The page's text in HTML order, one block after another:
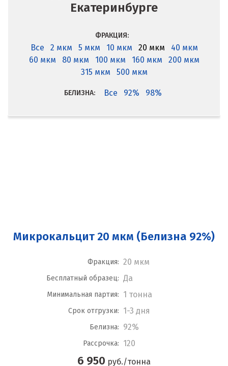
Екатеринбурге
ФРАКЦИЯ:
Все 2 мкм 5 мкм 10 мкм 20 мкм
40 мкм
60 мкм
80 мкм 100 мкм 160 мкм
200 мкм
315 мкм
500 мкм
БЕЛИЗНА: Все 92% 98%
Микрокальцит 20 мкм (Белизна 92%)
Фракция: 20 мкм
Бесплатный образец: Да
Минимальная партия: 1 тонна
Срок отгрузки: 1-3 дня
Белизна: 92%
Рассрочка: 120
6 950 руб./тонна